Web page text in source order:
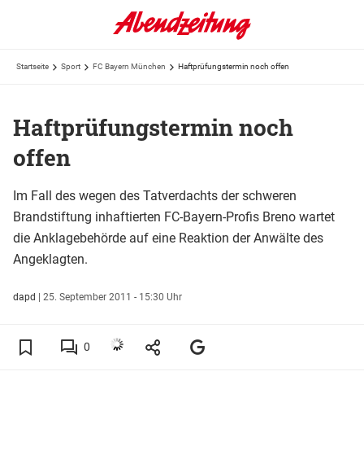
Startseite Sport FC Bayern München Haftprüfungstermin noch offen
Haftprüfungstermin noch
offen
Im Fall des wegen des Tatverdachts der schweren
Brandstiftung inhaftierten FC-Bayern-Profis Breno wartet
die Anklagebehörde auf eine Reaktion der Anwälte des
Angeklagten.
dapd | 25. September 2011 - 15:30 Uhr
0